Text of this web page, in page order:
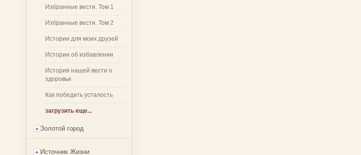
Избранные вести. Том 1
Избранные вести. Том 2
Истории для моих друзей
Истории об избавлении
История нашей вести о
здоровье
Как победить усталость
загрузить еще...
Золотой город
Источник Жизни